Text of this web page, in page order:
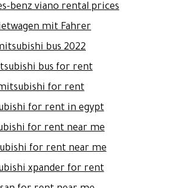
benz viano rental prices
mit Fahrer
bus 2022
bus for rent
for rent
for rent in egypt
for rent near me
for rent near me\
xpander for rent